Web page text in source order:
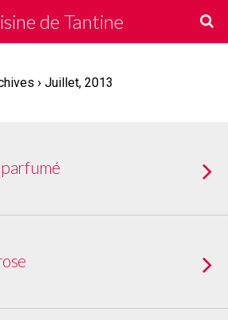
de Tantine
› Juillet, 2013
parfumé